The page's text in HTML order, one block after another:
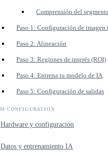
Comprensión del
Paso 1: Configuración de imagen
Paso 2: Alineación
Paso 3: Regiones de interés (ROI)
Paso 4: Entrena tu modelo de IA
Paso 5: Configuración de salidas
Hardware y configuración
Datos y entrenamiento IA